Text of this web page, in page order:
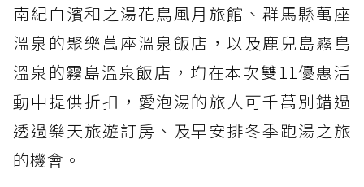
南紀白濱和之湯花鳥風月旅館、群馬縣萬座
溫泉的聚樂萬座溫泉飯店，以及鹿兒島霧島
溫泉的霧島溫泉飯店，均在本次雙11優惠活
動中提供折扣，愛泡湯的旅人可千萬別錯過
透過樂天旅遊訂房、及早安排冬季跑湯之旅
的機會。